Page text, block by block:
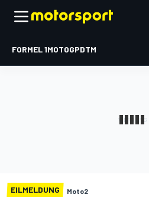
FORMEL 1MOTOGPDTM
EILMELDUNG Moto2